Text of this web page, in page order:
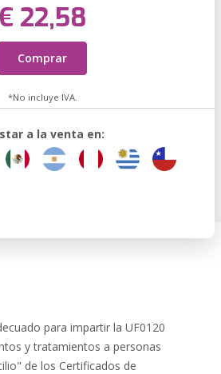
22,58
Comprar
*No incluye IVA.
a la venta en:
para impartir la UF0120
y tratamientos a personas
de los Certificados de